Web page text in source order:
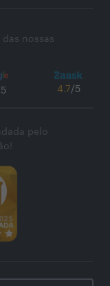
nossas
4.7/5
pelo